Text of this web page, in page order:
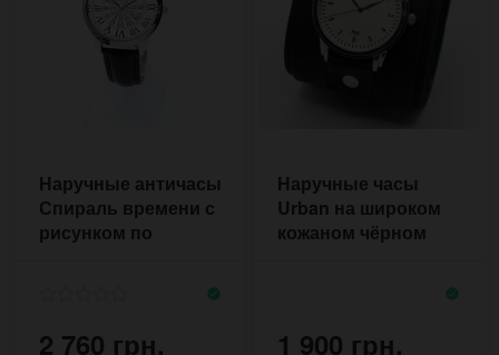
Наручные античасы
Спираль времени с
рисунком по
2 760 грн.
Наручные часы
Urban на широком
кожаном чёрном
1 900 грн.